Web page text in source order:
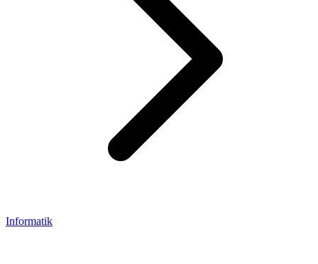
Informatik